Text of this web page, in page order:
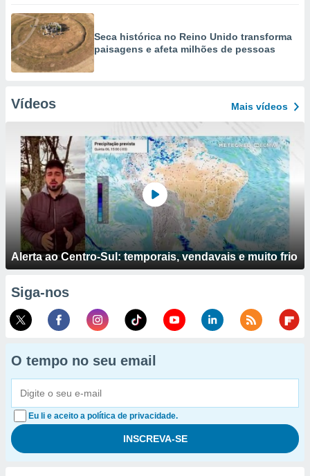
Seca histórica no Reino Unido transforma
paisagens e afeta milhões de pessoas
Vídeos Mais vídeos
Alerta ao Centro-Sul: temporais, vendavais e muito frio
Siga-nos
O tempo no seu email
Eu li e aceito a política de privacidade.